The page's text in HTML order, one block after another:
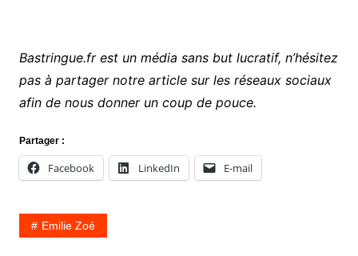
Bastringue.fr est un média sans but lucratif, n’hésitez
pas à partager notre article sur les réseaux sociaux
afin de nous donner un coup de pouce.
Partager :
Facebook LinkedIn E-mail
Emilie Zoé